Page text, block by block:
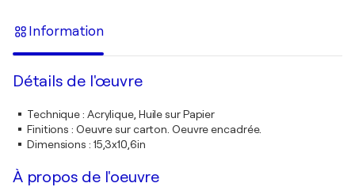
Information
Détails de l'œuvre
Technique: Acrylique, Huile sur Papier
Finitions : Oeuvre sur carton. Oeuvre encadrée.
Dimensions : 15,3x10,6in
À propos de l'oeuvre